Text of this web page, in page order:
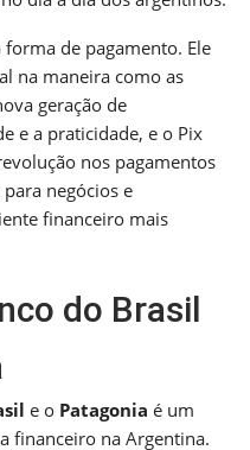
de pagamento. Ele
na maneira como as
geração de
e a praticidade, e o Pix
nos pagamentos
negócios e
financeiro mais
do Brasil
e o Patagonia é um
financeiro na Argentina.